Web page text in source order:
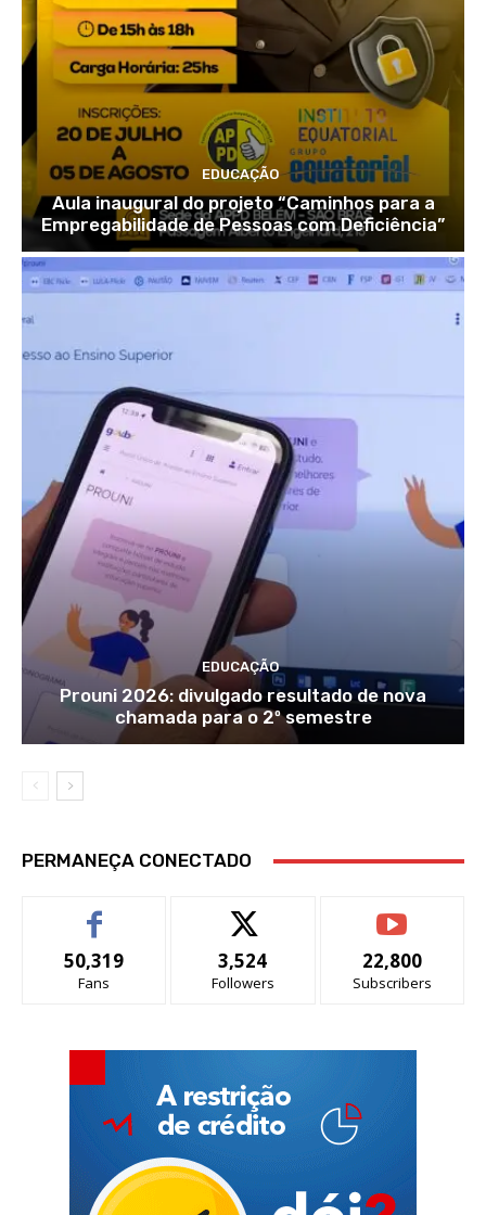
EDUCAÇÃO
Aula inaugural do projeto “Caminhos para a
Empregabilidade de Pessoas com Deficiência”
EDUCAÇÃO
Prouni 2026: divulgado resultado de nova
chamada para o 2º semestre
PERMANEÇA CONECTADO
50,319
Fans
3,524
Followers
22,800
Subscribers